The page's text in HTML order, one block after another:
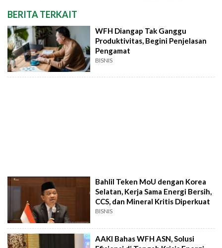
BERITA TERKAIT
WFH Diangap Tak Ganggu
Produktivitas, Begini Penjelasan
Pengamat
BISNIS
Bahlil Teken MoU dengan Korea
Selatan, Kerja Sama Energi Bersih,
CCS, dan Mineral Kritis Diperkuat
BISNIS
AAKI Bahas WFH ASN, Solusi